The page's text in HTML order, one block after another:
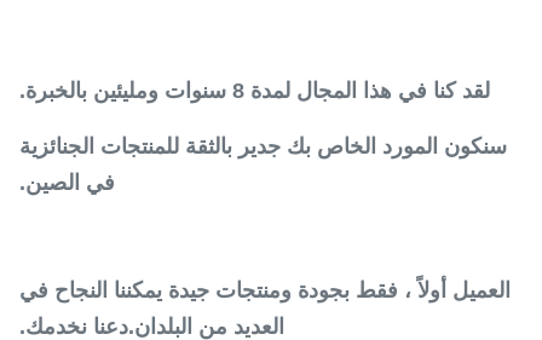
لقد كنا في هذا المجال لمدة 8 سنوات ومليئين بالخبرة.
سنكون المورد الخاص بك جدير بالثقة للمنتجات الجنائزية
في الصين.
العميل أولاً ، فقط بجودة ومنتجات جيدة يمكننا النجاح في
العديد من البلدان.دعنا نخدمك.